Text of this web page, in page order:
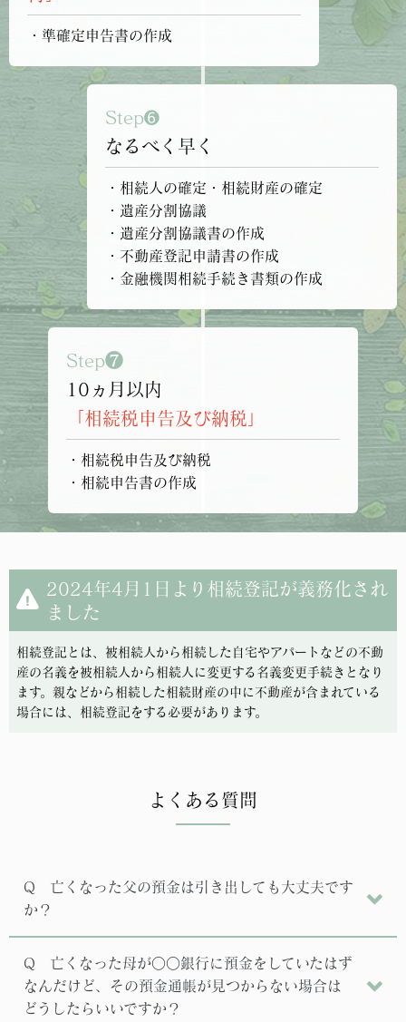
・準確定申告書の作成
Step➏
なるべく早く
・相続人の確定・相続財産の確定
・遺産分割協議
・遺産分割協議書の作成
・不動産登記申請書の作成
・金融機関相続手続き書類の作成
Step❼
10ヵ月以内
「相続税申告及び納税」
・相続税申告及び納税
・相続申告書の作成
2024年4月1日より相続登記が義務化され
ました
相続登記とは、被相続人から相続した自宅やアパートなどの不動
産の名義を被相続人から相続人に変更する名義変更手続きとなり
ます。親などから相続した相続財産の中に不動産が含まれている
場合には、相続登記をする必要があります。
よくある質問
Q 亡くなった父の預金は引き出しても大丈夫です
か？
Q 亡くなった母が○○銀行に預金をしていたはず
なんだけど、その預金通帳が見つからない場合は
どうしたらいいですか？